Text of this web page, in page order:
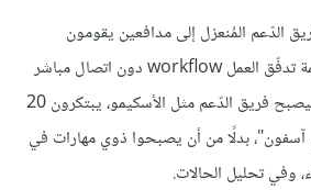
الدّعم المُنعزل إلى مدافعين يقومون
بالاعتذار، وسيقومون بأقلمة تدفّق العمل workflow دون اتصال مباشر
مع فريق الإنتاج. وبذلك سيصبح فريق الدّعم مثل الأسكيمو، يبتكرون 20
بدلًا من أن يصبحوا ذوي مهارات في
وفي تحليل الحالات.